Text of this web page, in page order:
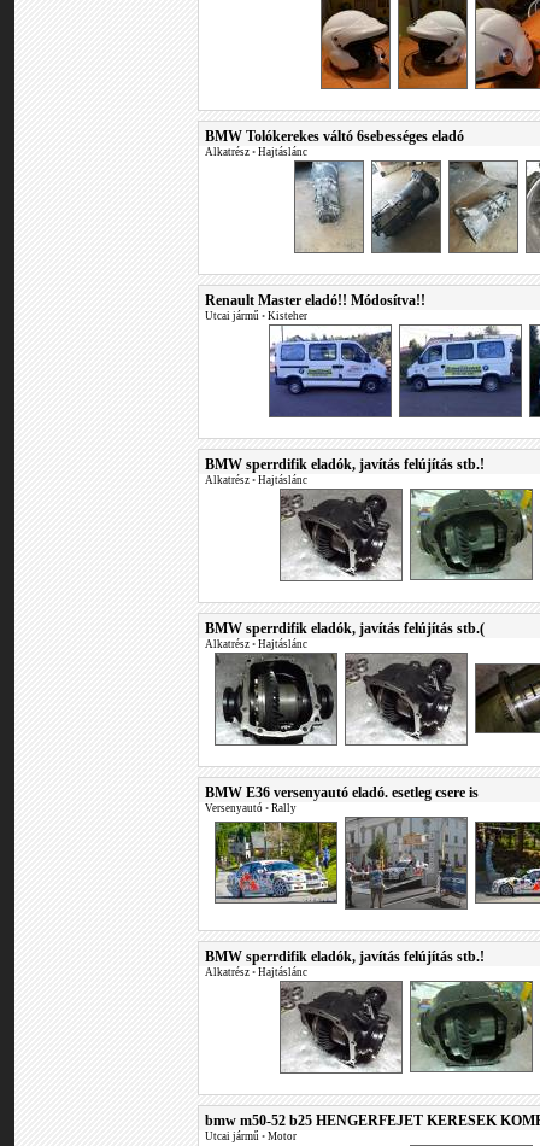
BMW Tolókerekes váltó 6sebességes eladó
Alkatrész • Hajtáslánc
Renault Master eladó!! Módosítva!!
Utcai jármű • Kisteher
BMW sperrdifik eladók, javítás felújítás stb.!
Alkatrész • Hajtáslánc
BMW sperrdifik eladók, javítás felújítás stb.(
Alkatrész • Hajtáslánc
BMW E36 versenyautó eladó. esetleg csere is
Versenyautó • Rally
BMW sperrdifik eladók, javítás felújítás stb.!
Alkatrész • Hajtáslánc
bmw m50-52 b25 HENGERFEJET KERESEK
Utcai jármű • Motor